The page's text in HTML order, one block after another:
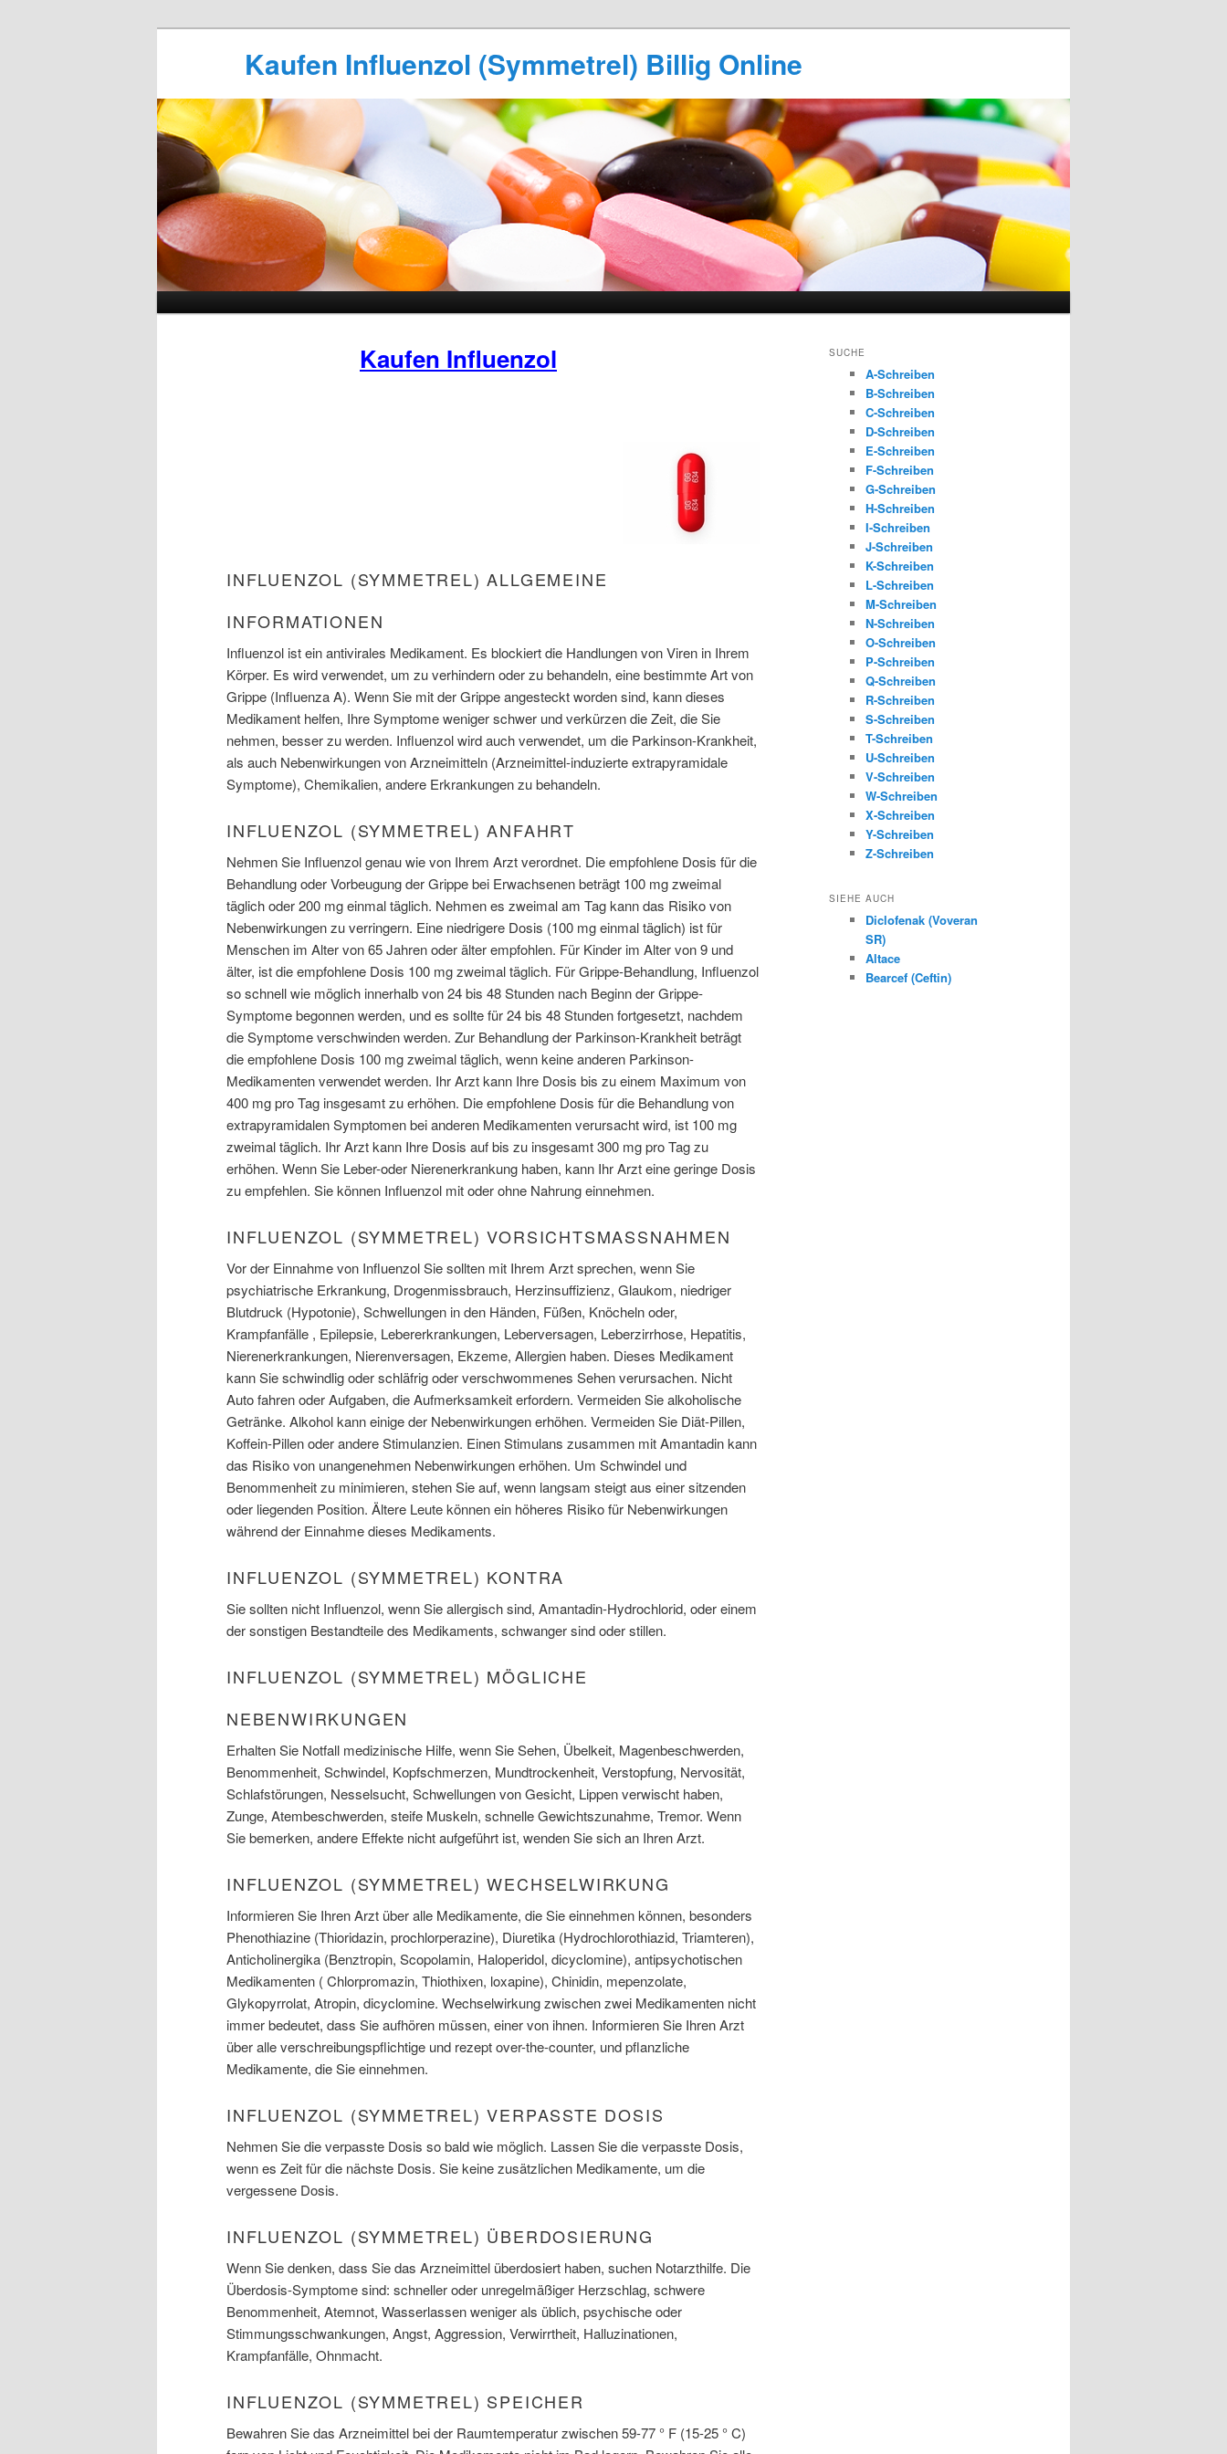
Kaufen Influenzol (Symmetrel) Billig Online
Kaufen Influenzol
INFLUENZOL (SYMMETREL) ALLGEMEINE
INFORMATIONEN
Influenzol ist ein antivirales Medikament. Es blockiert die Handlungen von Viren in Ihrem
Körper. Es wird verwendet, um zu verhindern oder zu behandeln, eine bestimmte Art von
Grippe (Influenza A). Wenn Sie mit der Grippe angesteckt worden sind, kann dieses
Medikament helfen, Ihre Symptome weniger schwer und verkürzen die Zeit, die Sie
nehmen, besser zu werden. Influenzol wird auch verwendet, um die Parkinson-Krankheit,
als auch Nebenwirkungen von Arzneimitteln (Arzneimittel-induzierte extrapyramidale
Symptome), Chemikalien, andere Erkrankungen zu behandeln.
INFLUENZOL (SYMMETREL) ANFAHRT
Nehmen Sie Influenzol genau wie von Ihrem Arzt verordnet. Die empfohlene Dosis für die
Behandlung oder Vorbeugung der Grippe bei Erwachsenen beträgt 100 mg zweimal
täglich oder 200 mg einmal täglich. Nehmen es zweimal am Tag kann das Risiko von
Nebenwirkungen zu verringern. Eine niedrigere Dosis (100 mg einmal täglich) ist für
Menschen im Alter von 65 Jahren oder älter empfohlen. Für Kinder im Alter von 9 und
älter, ist die empfohlene Dosis 100 mg zweimal täglich. Für Grippe-Behandlung, Influenzol
so schnell wie möglich innerhalb von 24 bis 48 Stunden nach Beginn der Grippe-
Symptome begonnen werden, und es sollte für 24 bis 48 Stunden fortgesetzt, nachdem
die Symptome verschwinden werden. Zur Behandlung der Parkinson-Krankheit beträgt
die empfohlene Dosis 100 mg zweimal täglich, wenn keine anderen Parkinson-
Medikamenten verwendet werden. Ihr Arzt kann Ihre Dosis bis zu einem Maximum von
400 mg pro Tag insgesamt zu erhöhen. Die empfohlene Dosis für die Behandlung von
extrapyramidalen Symptomen bei anderen Medikamenten verursacht wird, ist 100 mg
zweimal täglich. Ihr Arzt kann Ihre Dosis auf bis zu insgesamt 300 mg pro Tag zu
erhöhen. Wenn Sie Leber-oder Nierenerkrankung haben, kann Ihr Arzt eine geringe Dosis
zu empfehlen. Sie können Influenzol mit oder ohne Nahrung einnehmen.
INFLUENZOL (SYMMETREL) VORSICHTSMASSNAHMEN
Vor der Einnahme von Influenzol Sie sollten mit Ihrem Arzt sprechen, wenn Sie
psychiatrische Erkrankung, Drogenmissbrauch, Herzinsuffizienz, Glaukom, niedriger
Blutdruck (Hypotonie), Schwellungen in den Händen, Füßen, Knöcheln oder,
Krampfanfälle , Epilepsie, Lebererkrankungen, Leberversagen, Leberzirrhose, Hepatitis,
Nierenerkrankungen, Nierenversagen, Ekzeme, Allergien haben. Dieses Medikament
kann Sie schwindlig oder schläfrig oder verschwommenes Sehen verursachen. Nicht
Auto fahren oder Aufgaben, die Aufmerksamkeit erfordern. Vermeiden Sie alkoholische
Getränke. Alkohol kann einige der Nebenwirkungen erhöhen. Vermeiden Sie Diät-Pillen,
Koffein-Pillen oder andere Stimulanzien. Einen Stimulans zusammen mit Amantadin kann
das Risiko von unangenehmen Nebenwirkungen erhöhen. Um Schwindel und
Benommenheit zu minimieren, stehen Sie auf, wenn langsam steigt aus einer sitzenden
oder liegenden Position. Ältere Leute können ein höheres Risiko für Nebenwirkungen
während der Einnahme dieses Medikaments.
INFLUENZOL (SYMMETREL) KONTRA
Sie sollten nicht Influenzol, wenn Sie allergisch sind, Amantadin-Hydrochlorid, oder einem
der sonstigen Bestandteile des Medikaments, schwanger sind oder stillen.
INFLUENZOL (SYMMETREL) MÖGLICHE
NEBENWIRKUNGEN
Erhalten Sie Notfall medizinische Hilfe, wenn Sie Sehen, Übelkeit, Magenbeschwerden,
Benommenheit, Schwindel, Kopfschmerzen, Mundtrockenheit, Verstopfung, Nervosität,
Schlafstörungen, Nesselsucht, Schwellungen von Gesicht, Lippen verwischt haben,
Zunge, Atembeschwerden, steife Muskeln, schnelle Gewichtszunahme, Tremor. Wenn
Sie bemerken, andere Effekte nicht aufgeführt ist, wenden Sie sich an Ihren Arzt.
INFLUENZOL (SYMMETREL) WECHSELWIRKUNG
Informieren Sie Ihren Arzt über alle Medikamente, die Sie einnehmen können, besonders
Phenothiazine (Thioridazin, prochlorperazine), Diuretika (Hydrochlorothiazid, Triamteren),
Anticholinergika (Benztropin, Scopolamin, Haloperidol, dicyclomine), antipsychotischen
Medikamenten ( Chlorpromazin, Thiothixen, loxapine), Chinidin, mepenzolate,
Glykopyrrolat, Atropin, dicyclomine. Wechselwirkung zwischen zwei Medikamenten nicht
immer bedeutet, dass Sie aufhören müssen, einer von ihnen. Informieren Sie Ihren Arzt
über alle verschreibungspflichtige und rezept over-the-counter, und pflanzliche
Medikamente, die Sie einnehmen.
INFLUENZOL (SYMMETREL) VERPASSTE DOSIS
Nehmen Sie die verpasste Dosis so bald wie möglich. Lassen Sie die verpasste Dosis,
wenn es Zeit für die nächste Dosis. Sie keine zusätzlichen Medikamente, um die
vergessene Dosis.
INFLUENZOL (SYMMETREL) ÜBERDOSIERUNG
Wenn Sie denken, dass Sie das Arzneimittel überdosiert haben, suchen Notarzthilfe. Die
Überdosis-Symptome sind: schneller oder unregelmäßiger Herzschlag, schwere
Benommenheit, Atemnot, Wasserlassen weniger als üblich, psychische oder
Stimmungsschwankungen, Angst, Aggression, Verwirrtheit, Halluzinationen,
Krampfanfälle, Ohnmacht.
INFLUENZOL (SYMMETREL) SPEICHER
Bewahren Sie das Arzneimittel bei der Raumtemperatur zwischen 59-77 ° F (15-25 ° C)
SUCHE
A-Schreiben
B-Schreiben
C-Schreiben
D-Schreiben
E-Schreiben
F-Schreiben
G-Schreiben
H-Schreiben
I-Schreiben
J-Schreiben
K-Schreiben
L-Schreiben
M-Schreiben
N-Schreiben
O-Schreiben
P-Schreiben
Q-Schreiben
R-Schreiben
S-Schreiben
T-Schreiben
U-Schreiben
V-Schreiben
W-Schreiben
X-Schreiben
Y-Schreiben
Z-Schreiben
SIEHE AUCH
Diclofenak (Voveran
SR)
Altace
Bearcef (Ceftin)